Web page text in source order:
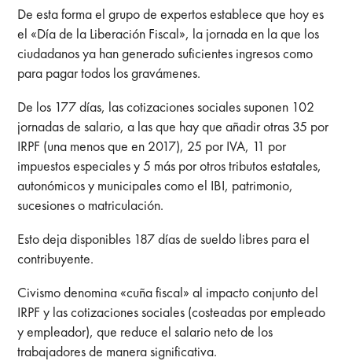
De esta forma el grupo de expertos establece que hoy es
el «Día de la Liberación Fiscal», la jornada en la que los
ciudadanos ya han generado suficientes ingresos como
para pagar todos los gravámenes.
De los 177 días, las cotizaciones sociales suponen 102
jornadas de salario, a las que hay que añadir otras 35 por
IRPF (una menos que en 2017), 25 por IVA, 11 por
impuestos especiales y 5 más por otros tributos estatales,
autonómicos y municipales como el IBI, patrimonio,
sucesiones o matriculación.
Esto deja disponibles 187 días de sueldo libres para el
contribuyente.
Civismo denomina «cuña fiscal» al impacto conjunto del
IRPF y las cotizaciones sociales (costeadas por empleado
y empleador), que reduce el salario neto de los
trabajadores de manera significativa.